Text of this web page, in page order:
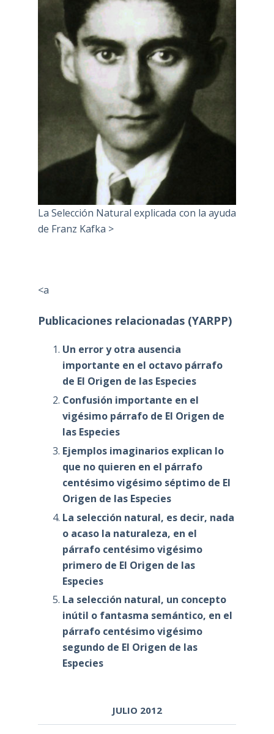
La Selección Natural explicada con la ayuda
de Franz Kafka >
<a
Publicaciones relacionadas (YARPP)
Un error y otra ausencia
importante en el octavo párrafo
de El Origen de las Especies
Confusión importante en el
vigésimo párrafo de El Origen de
las Especies
Ejemplos imaginarios explican lo
que no quieren en el párrafo
centésimo vigésimo séptimo de El
Origen de las Especies
La selección natural, es decir, nada
o acaso la naturaleza, en el
párrafo centésimo vigésimo
primero de El Origen de las
Especies
La selección natural, un concepto
inútil o fantasma semántico, en el
párrafo centésimo vigésimo
segundo de El Origen de las
Especies
JULIO 2012